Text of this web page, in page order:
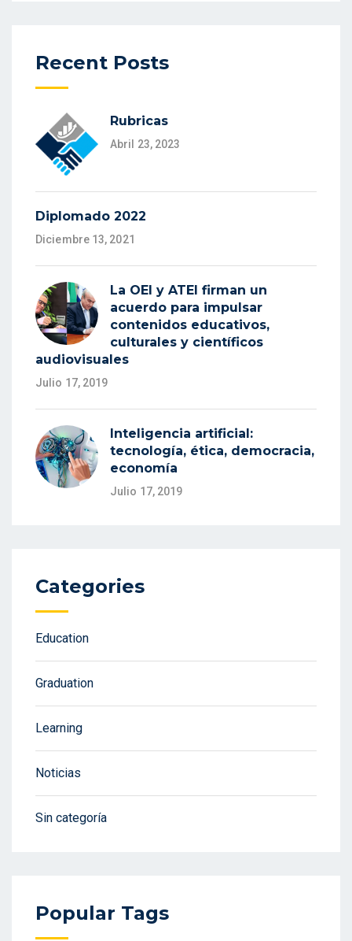
Recent Posts
Rubricas
Abril 23, 2023
Diplomado 2022
Diciembre 13, 2021
La OEI y ATEI firman un
acuerdo para impulsar
contenidos educativos,
culturales y científicos
audiovisuales
Julio 17, 2019
Inteligencia artificial:
tecnología, ética, democracia,
economía
Julio 17, 2019
Categories
Education
Graduation
Learning
Noticias
Sin categoría
Popular Tags